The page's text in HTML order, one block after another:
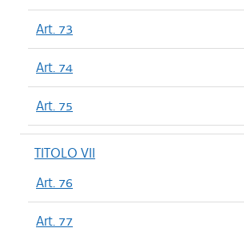
Art. 73
Art. 74
Art. 75
TITOLO VII
Art. 76
Art. 77